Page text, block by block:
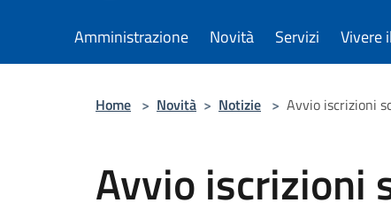
Amministrazione Novità Servizi Vivere
Home > Novità > Notizie > Avvio iscrizioni
Avvio iscrizioni